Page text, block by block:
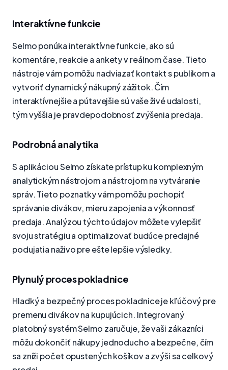
Interaktívne funkcie
Selmo ponúka interaktívne funkcie, ako sú
komentáre, reakcie a ankety v reálnom čase. Tieto
nástroje vám pomôžu nadviazať kontakt s publikom a
vytvoriť dynamický nákupný zážitok. Čím
interaktívnejšie a pútavejšie sú vaše živé udalosti,
tým vyššia je pravdepodobnosť zvýšenia predaja.
Podrobná analytika
S aplikáciou Selmo získate prístup ku komplexným
analytickým nástrojom a nástrojom na vytváranie
správ. Tieto poznatky vám pomôžu pochopiť
správanie divákov, mieru zapojenia a výkonnosť
predaja. Analýzou týchto údajov môžete vylepšiť
svoju stratégiu a optimalizovať budúce predajné
podujatia naživo pre ešte lepšie výsledky.
Plynulý proces pokladnice
Hladký a bezpečný proces pokladnice je kľúčový pre
premenu divákov na kupujúcich. Integrovaný
platobný systém Selmo zaručuje, že vaši zákazníci
môžu dokončiť nákupy jednoducho a bezpečne, čím
sa zníži počet opustených košíkov a zvýši sa celkový